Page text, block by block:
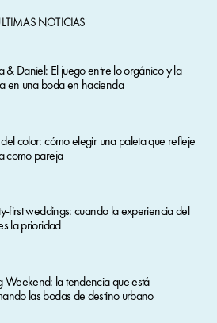
NOTICIAS
& Daniel: El juego entre lo orgánico y la
en una boda en hacienda
color: cómo elegir una paleta que refleje
como pareja
first weddings: cuando la experiencia del
la prioridad
Weekend: la tendencia que está
las bodas de destino urbano